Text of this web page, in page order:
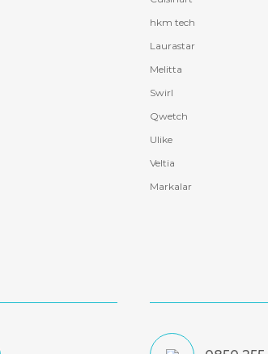
hkm tech
Laurastar
Melitta
Swirl
Qwetch
Ulike
Veltia
Markalar